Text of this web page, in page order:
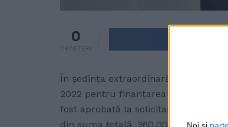
0
TRIMITERI
În şedinţa extraordinară de astăzi,
2022 pentru finanțarea unor
fost aprobată la solicitarea
din suma totală, 360.000 lei vor fi